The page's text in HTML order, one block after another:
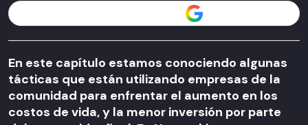
En este capítulo estamos conociendo algunas
tácticas que están utilizando empresas de la
comunidad para enfrentar el aumento en los
costos de vida, y la menor inversión por parte